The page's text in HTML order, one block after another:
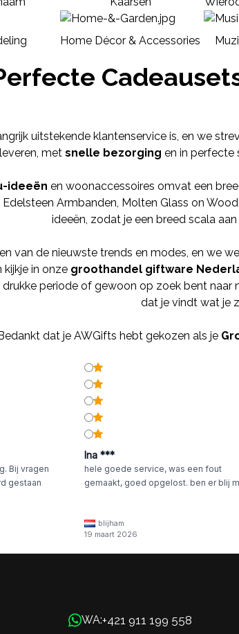
Home Décor & Accessories
uitstekende klantenservice is, en we
met snelle bezorging en in perfecte
ideeën en woonaccessoires omvat een
Edelsteen Armbanden, Molten Glass on Wood,
ideeën, zodat je een breed scala
van de nieuwste trends en modes, en we
kijkje in onze groothandel giftware
periode of gewoon op zoek bent
dat je vindt wat je
dat je AWGifts hebt gekozen als je
Bij vragen
gestaan
Ina ***
hele goede service, was een fout
gemaakt, goed opgelost. ben er blij
blijham
19 maart 2026
WA:+421 911 199 558